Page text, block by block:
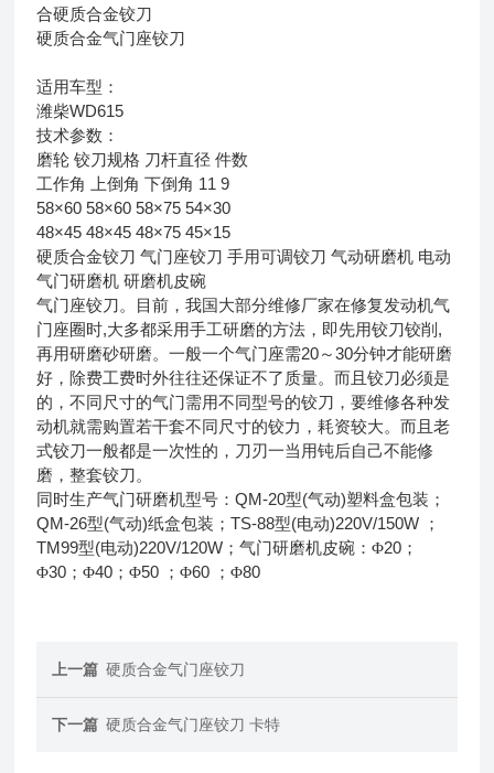
合硬质合金铰刀
硬质合金气门座铰刀
适用车型：
潍柴WD615
技术参数：
磨轮 铰刀规格 刀杆直径 件数
工作角 上倒角 下倒角 11 9
58×60 58×60 58×75 54×30
48×45 48×45 48×75 45×15
硬质合金铰刀 气门座铰刀 手用可调铰刀 气动研磨机 电动
气门研磨机 研磨机皮碗
气门座铰刀。目前，我国大部分维修厂家在修复发动机气
门座圈时,大多都采用手工研磨的方法，即先用铰刀铰削 ,
再用研磨砂研磨。一般一个气门座需20～30分钟才能研磨
好，除费工费时外往往还保证不了质量。而且铰刀必须是
的，不同尺寸的气门需用不同型号的铰刀，要维修各种发
动机就需购置若干套不同尺寸的铰力，耗资较大。而且老
式铰刀一般都是一次性的，刀刃一当用钝后自己不能修
磨，整套铰刀。
同时生产气门研磨机型号：QM-20型(气动)塑料盒包装；
QM-26型(气动)纸盒包装；TS-88型(电动)220V/150W ；
TM99型(电动)220V/120W ；气门研磨机皮碗：Φ20 ；
Φ30 ；Φ40 ；Φ50 ；Φ60 ；Φ80
上一篇 硬质合金气门座铰刀
下一篇 硬质合金气门座铰刀 卡特